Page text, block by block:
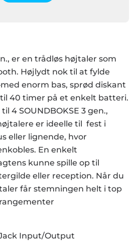
er en trådløs højtaler som
Højlydt nok til at fylde
enorm bas, sprød diskant
40 timer på et enkelt batteri.
4 SOUNDBOKSE 3 gen.,
er ideelle til fest i
eller lignende, hvor
En enkelt
kunne spille op til
eller reception. Når du
får stemningen helt i top
Input/Output